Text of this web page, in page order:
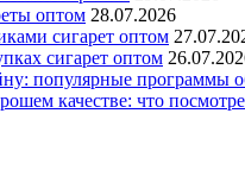
оптом 28.07.2026
сигарет оптом
сигарет оптом
популярные программы
качестве: что